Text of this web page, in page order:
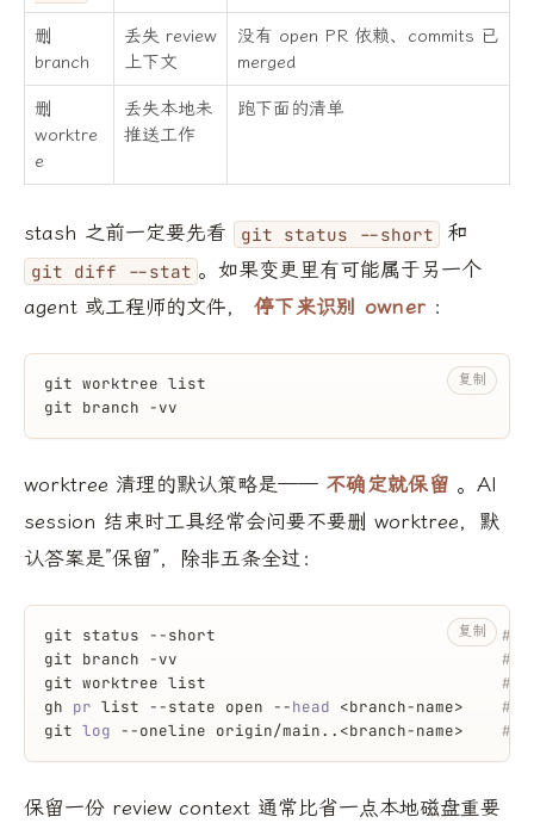
删
branch
丢失 review
上下文
没有 open PR 依赖、commits 已
merged
删
worktre
e
丢失本地未
推送工作
跑下面的清单
stash 之前一定要先看 git status --short 和
git diff --stat 。如果变更里有可能属于另一个
agent 或工程师的文件，
停下来识别 owner ：
git worktree list
git branch -vv
复制
worktree 清理的默认策略是—— 不确定就保留 。AI
session 结束时工具经常会问要不要删 worktree，默
认答案是”保留”，除非五条全过：
git status --short #
git branch -vv #
git worktree list #
gh pr list --state open --head <branch-name> #
git log --oneline origin/main..<branch-name> #
复制
保留一份 review context 通常比省一点本地磁盘重要